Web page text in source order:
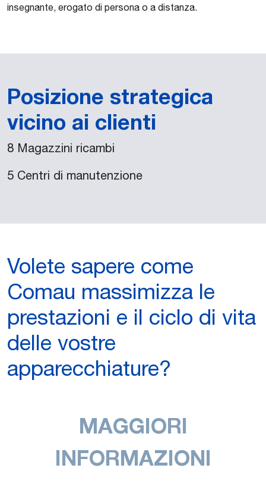
insegnante, erogato di persona o a distanza.
Posizione strategica
vicino ai clienti
8 Magazzini ricambi
5 Centri di manutenzione
Volete sapere come
Comau massimizza le
prestazioni e il ciclo di vita
delle vostre
apparecchiature?
MAGGIORI
INFORMAZIONI